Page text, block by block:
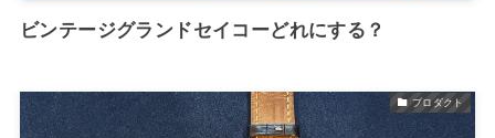
ビンテージグランドセイコーどれにする？
プロダクト